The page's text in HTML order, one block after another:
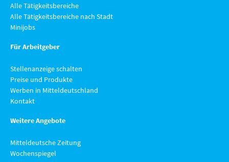
Alle Tätigkeitsbereiche
Alle Tätigkeitsbereiche nach Stadt
Minijobs
Für Arbeitgeber
Stellenanzeige schalten
Preise und Produkte
Werben in Mitteldeutschland
Kontakt
Weitere Angebote
Mitteldeutsche Zeitung
Wochenspiegel